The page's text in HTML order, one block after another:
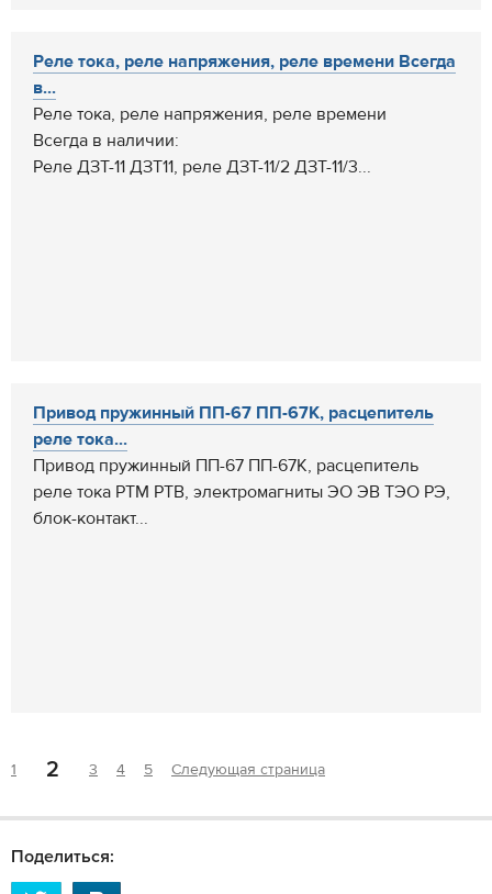
Реле тока, реле напряжения, реле времени Всегда
в...
Реле тока, реле напряжения, реле времени
Всегда в наличии:
Реле ДЗТ-11 ДЗТ11, реле ДЗТ-11/2 ДЗТ-11/3...
Привод пружинный ПП-67 ПП-67К, расцепитель
реле тока...
Привод пружинный ПП-67 ПП-67К, расцепитель
реле тока РТМ РТВ, электромагниты ЭО ЭВ ТЭО РЭ,
блок-контакт...
1 2 3 4 5 Следующая страница
Поделиться: